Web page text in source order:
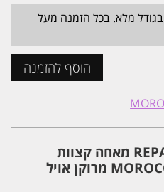
מתנה! סרום לשיער מבית H.A בגודל מלא. בכל הזמנה מעל
הוסף להזמנה
סרום מנדינג אינפיוז'ן REPAIR מאחה קצוות